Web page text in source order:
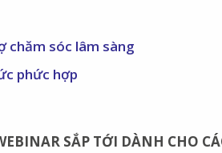
chăm sóc lâm sàng
phức hợp
SẮP TỚI DÀNH CHO